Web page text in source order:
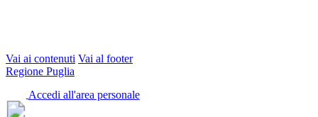
Vai ai contenuti Vai al footer
Regione Puglia
Accedi all'area personale